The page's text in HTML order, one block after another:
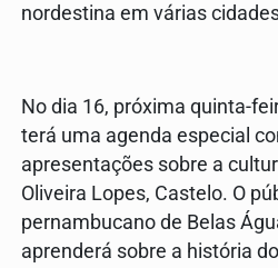
nordestina em várias
No dia 16, próxima quinta-
terá uma agenda especial
apresentações sobre a
Oliveira Lopes, Castelo. O
pernambucano de Belas
aprenderá sobre a história